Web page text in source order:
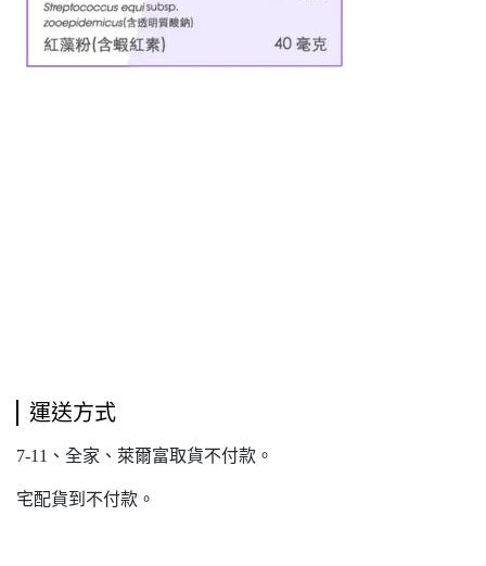
運送方式
7-11、全家、萊爾富取貨不付款。
宅配貨到不付款。